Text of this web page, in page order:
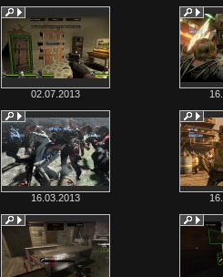
02.07.2013
16.03.2013